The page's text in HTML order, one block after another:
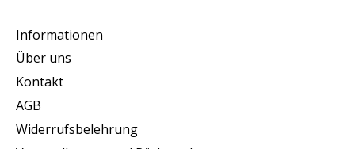
Informationen
Über uns
Kontakt
AGB
Widerrufsbelehrung